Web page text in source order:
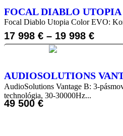
FOCAL DIABLO
Focal Diablo Utopia Color EVO:
17 998 € – 19 998 €
AUDIOSOLUTIONS
AudioSolutions Vantage B: 3-
technológia, 30-30000Hz...
49 500 €